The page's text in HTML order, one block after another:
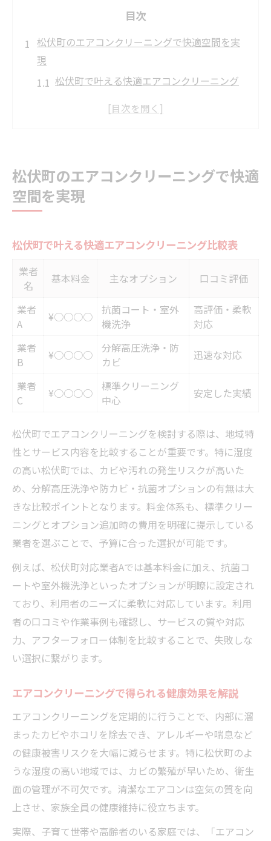
目次
松伏町のエアコンクリーニングで快適空間を実
現
松伏町で叶える快適エアコンクリーニング
快適空間を作るエアコンクリーニングの選
び方
エアコン内部のカビ対策はプロの技が効果的
プロによるカビ除去方法の比較早見表
エアコンクリーニングでカビを徹底予防
松伏町の湿気とカビ発生の関係性を解説
カビ臭を根本から断つエアコンクリーニン
グ活用術
クリーニング依頼時に知っておきたい料金相場
松伏町のエアコンクリーニング料金比較表
壁掛けとお掃除機能付きの価格差を徹底解
説
追加費用やオプション料金の落とし穴に注
意
複数台割引や特典を上手に活用する方法
納得できる松伏町の業者選びポイント集
松伏町で信頼される業者比較一覧
安心感を得るための業者選びの基準
口コミや実績で見極める選び方
女性スタッフや損害保険の有無も要チェッ
ク
松伏町で人気のサービス内容とは
防カビコートと分解洗浄の違い早見表
エアコンクリーニングで衛生力が上がる仕
組み
分解洗浄を選ぶメリットを詳しく解説
防カビ対策を強化するオプションの活用法
松伏町で衛生面にこだわるならこの方法
安心して任せられるエアコンクリーニングの選
松伏町のエアコンクリーニングで快適
空間を実現
松伏町で叶える快適エアコンクリーニング比較表
業者
名
基本料金 主なオプション 口コミ評価
業者
A
¥○○○○
抗菌コート・室外
機洗浄
高評価・柔軟
対応
業者
B
¥○○○○
分解高圧洗浄・防
カビ
迅速な対応
業者
C
¥○○○○
標準クリーニング
中心
安定した実績
松伏町でエアコンクリーニングを検討する際は、地域特
性とサービス内容を比較することが重要です。特に湿度
の高い松伏町では、カビや汚れの発生リスクが高いた
め、分解高圧洗浄や防カビ・抗菌オプションの有無は大
きな比較ポイントとなります。料金体系も、標準クリー
ニングとオプション追加時の費用を明確に提示している
業者を選ぶことで、予算に合った選択が可能です。
例えば、松伏町対応業者Aでは基本料金に加え、抗菌コ
ートや室外機洗浄といったオプションが明瞭に設定され
ており、利用者のニーズに柔軟に対応しています。利用
者の口コミや作業事例も確認し、サービスの質や対応
力、アフターフォロー体制を比較することで、失敗しな
い選択に繋がります。
エアコンクリーニングで得られる健康効果を解説
エアコンクリーニングを定期的に行うことで、内部に溜
まったカビやホコリを除去でき、アレルギーや喘息など
の健康被害リスクを大幅に減らせます。特に松伏町のよ
うな湿度の高い地域では、カビの繁殖が早いため、衛生
面の管理が不可欠です。清潔なエアコンは空気の質を向
上させ、家族全員の健康維持に役立ちます。
実際、子育て世帯や高齢者のいる家庭では、「エアコン